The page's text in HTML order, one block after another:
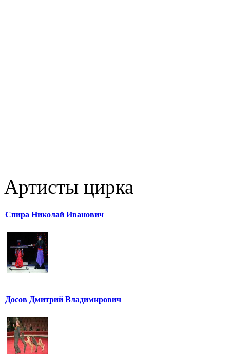
Артисты цирка
Спира Николай Иванович
Досов Дмитрий Владимирович